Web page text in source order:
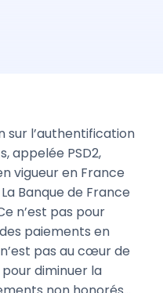
sur l’authentification
appelée PSD2,
vigueur en France
Banque de France
n’est pas pour
paiements en
pas au cœur de
diminuer la